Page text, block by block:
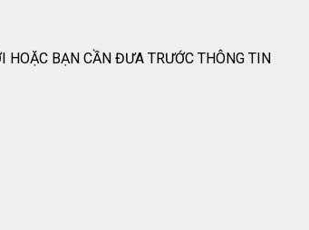
HOẶC BẠN CẦN ĐƯA TRƯỚC THÔNG TIN